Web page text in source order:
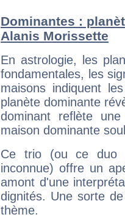
Dominantes :
Alanis Morissette
En astrologie, les
fondamentales, les
maisons indiquent
planète dominante
dominant reflète
maison dominante
Ce trio (ou ce duo
inconnue) offre un
amont d'une
dignités. Une sorte
thème.